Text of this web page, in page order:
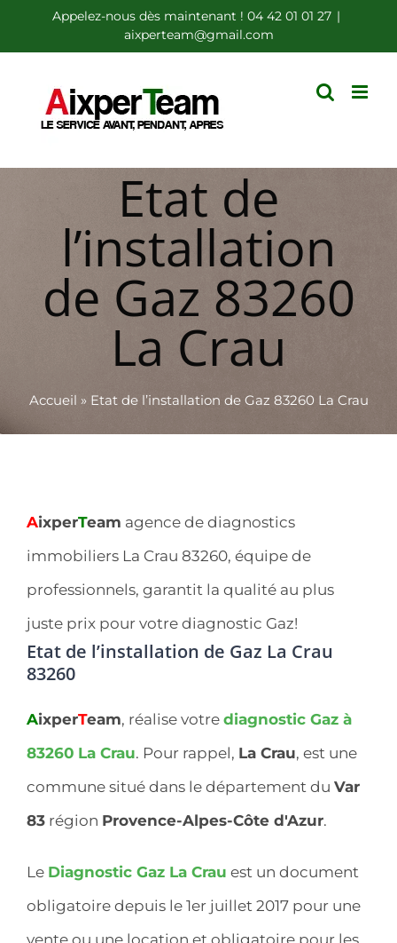
au
contenu
Appelez-nous dès maintenant ! 04 42 01 01 27 |
aixperteam@gmail.com
Etat de
l’installation
de Gaz 83260
La Crau
Accueil » Etat de l’installation de Gaz 83260 La Crau
AixperTeam agence de diagnostics
immobiliers La Crau 83260, équipe de
professionnels, garantit la qualité au plus
juste prix pour votre diagnostic Gaz!
Etat de l’installation de Gaz La Crau
83260
AixperTeam, réalise votre diagnostic Gaz à
83260 La Crau. Pour rappel, La Crau, est une
commune situé dans le département du Var
83 région Provence-Alpes-Côte d'Azur.
Le Diagnostic Gaz La Crau est un document
obligatoire depuis le 1er juillet 2017 pour une
vente ou une location et obligatoire pour les